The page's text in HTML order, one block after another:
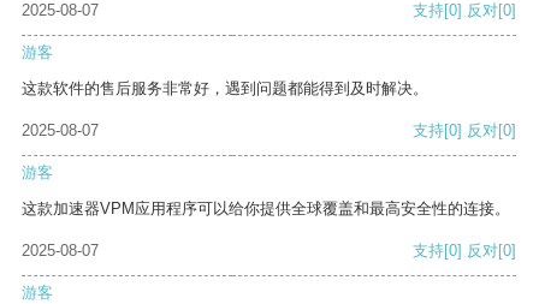
2025-08-07 支持[0] 反对[0]
游客
这款软件的售后服务非常好，遇到问题都能得到及时解决。
2025-08-07 支持[0] 反对[0]
游客
这款加速器VPM应用程序可以给你提供全球覆盖和最高安全性的连接。
2025-08-07 支持[0] 反对[0]
游客